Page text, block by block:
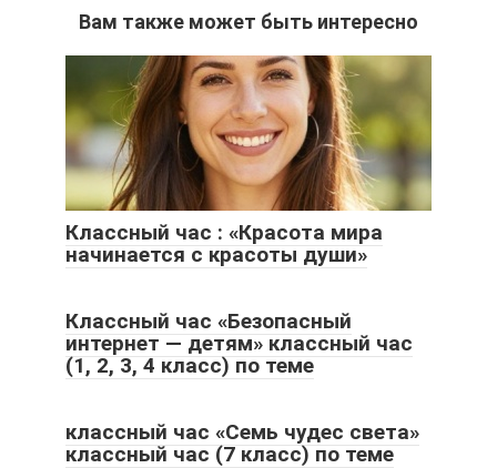
Вам также может быть интересно
Классный час : «Красота мира
начинается с красоты души»
Классный час «Безопасный
интернет — детям» классный час
(1, 2, 3, 4 класс) по теме
классный час «Семь чудес света»
классный час (7 класс) по теме